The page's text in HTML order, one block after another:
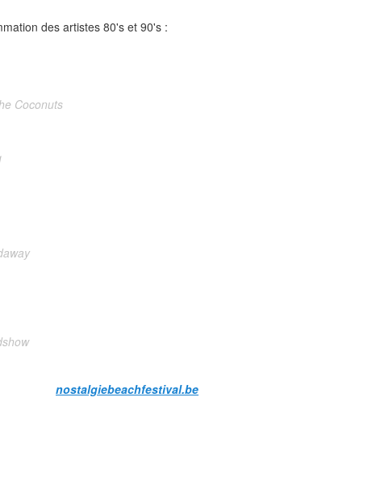
des artistes 80's et 90's :
Coconuts
nostalgiebeachfestival.be